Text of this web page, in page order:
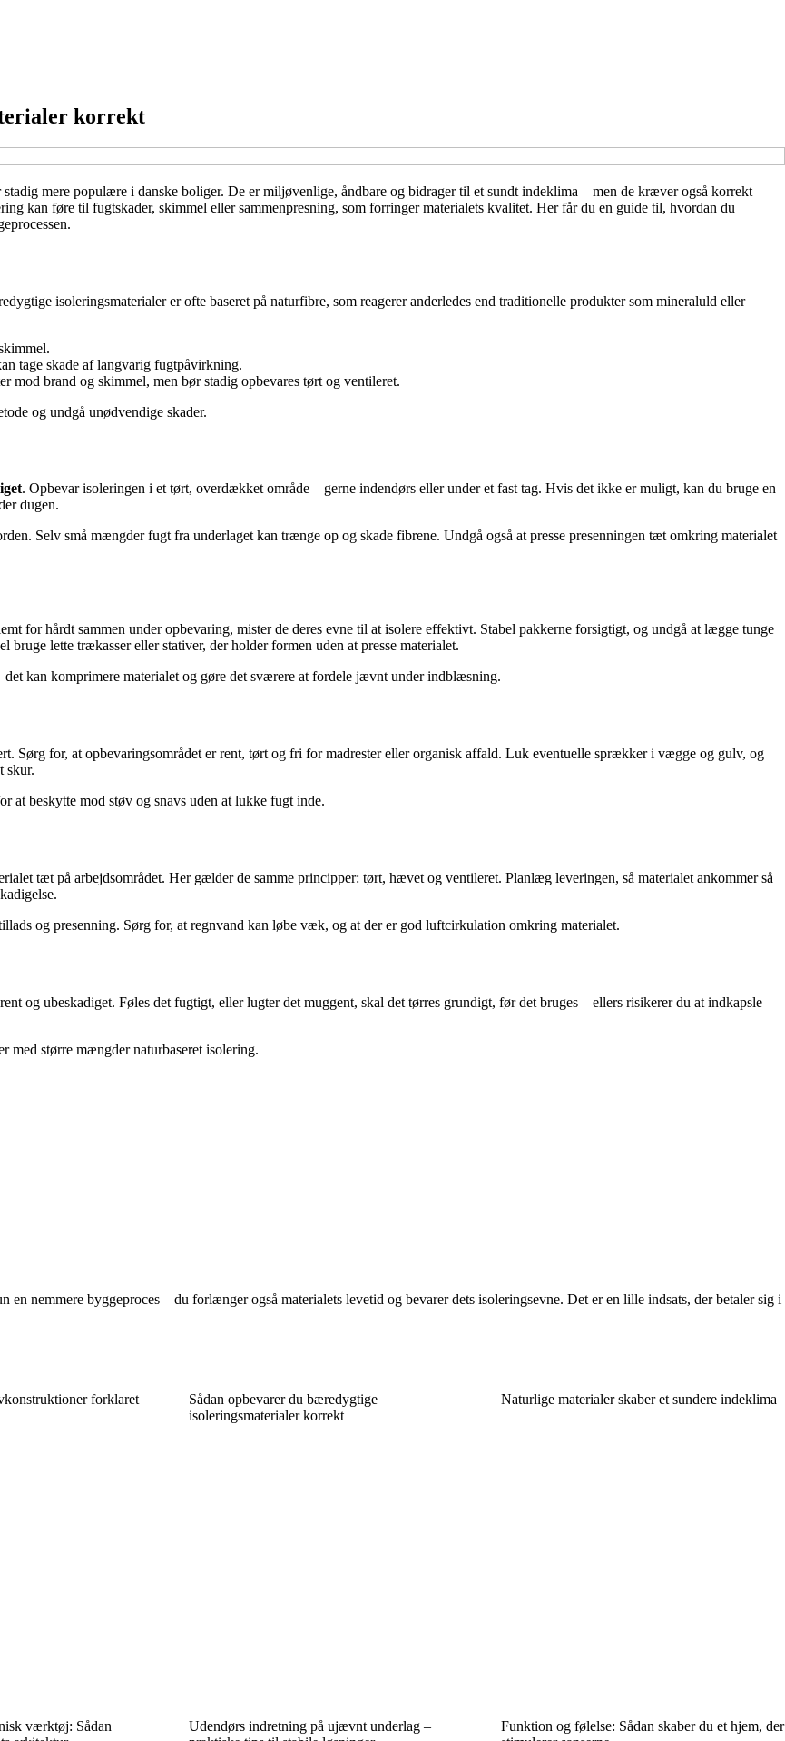
korrekt
mere populære i danske boliger. De er miljøvenlige, åndbare og bidrager til et sundt indeklima – men de kræver også korrekt
kan føre til fugtskader, skimmel eller sammenpresning, som forringer materialets kvalitet. Her får du en guide til, hvordan du
isoleringsmaterialer er ofte baseret på naturfibre, som reagerer anderledes end traditionelle produkter som mineraluld eller
tage skade af langvarig fugtpåvirkning.
mod brand og skimmel, men bør stadig opbevares tørt og ventileret.
og undgå unødvendige skader.
. Opbevar isoleringen i et tørt, overdækket område – gerne indendørs eller under et fast tag. Hvis det ikke er muligt, kan du bruge en
dugen.
Selv små mængder fugt fra underlaget kan trænge op og skade fibrene. Undgå også at presse presenningen tæt omkring materialet
for hårdt sammen under opbevaring, mister de deres evne til at isolere effektivt. Stabel pakkerne forsigtigt, og undgå at lægge tunge
lette trækasser eller stativer, der holder formen uden at presse materialet.
kan komprimere materialet og gøre det sværere at fordele jævnt under indblæsning.
Sørg for, at opbevaringsområdet er rent, tørt og fri for madrester eller organisk affald. Luk eventuelle sprækker i vægge og gulv, og
skur.
at beskytte mod støv og snavs uden at lukke fugt inde.
tæt på arbejdsområdet. Her gælder de samme principper: tørt, hævet og ventileret. Planlæg leveringen, så materialet ankommer så
og presenning. Sørg for, at regnvand kan løbe væk, og at der er god luftcirkulation omkring materialet.
og ubeskadiget. Føles det fugtigt, eller lugter det muggent, skal det tørres grundigt, før det bruges – ellers risikerer du at indkapsle
med større mængder naturbaseret isolering.
nemmere byggeproces – du forlænger også materialets levetid og bevarer dets isoleringsevne. Det er en lille indsats, der betaler sig i
forklaret
Sådan opbevarer du bæredygtige
isoleringsmaterialer korrekt
Naturlige materialer skaber et sundere indeklima
værktøj: Sådan
Udendørs indretning på ujævnt underlag –
Funktion og følelse: Sådan skaber du et hjem, der